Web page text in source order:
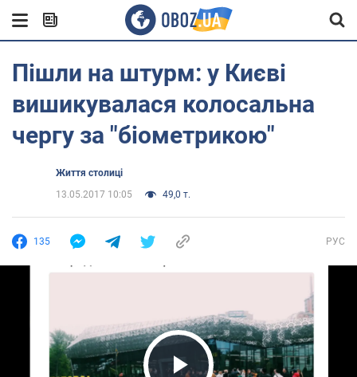
Пішли на штурм: у Києві
вишикувалася колосальна
чергу за "біометрикою"
Життя столиці
13.05.2017 10:05
49,0 т.
135 РУС